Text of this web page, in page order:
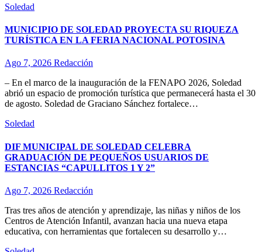
Soledad
MUNICIPIO DE SOLEDAD PROYECTA SU RIQUEZA
TURÍSTICA EN LA FERIA NACIONAL POTOSINA
Ago 7, 2026 Redacción
– En el marco de la inauguración de la FENAPO 2026, Soledad
abrió un espacio de promoción turística que permanecerá hasta el 30
de agosto. Soledad de Graciano Sánchez fortalece…
Soledad
DIF MUNICIPAL DE SOLEDAD CELEBRA
GRADUACIÓN DE PEQUEÑOS USUARIOS DE
ESTANCIAS “CAPULLITOS 1 Y 2”
Ago 7, 2026 Redacción
Tras tres años de atención y aprendizaje, las niñas y niños de los
Centros de Atención Infantil, avanzan hacia una nueva etapa
educativa, con herramientas que fortalecen su desarrollo y…